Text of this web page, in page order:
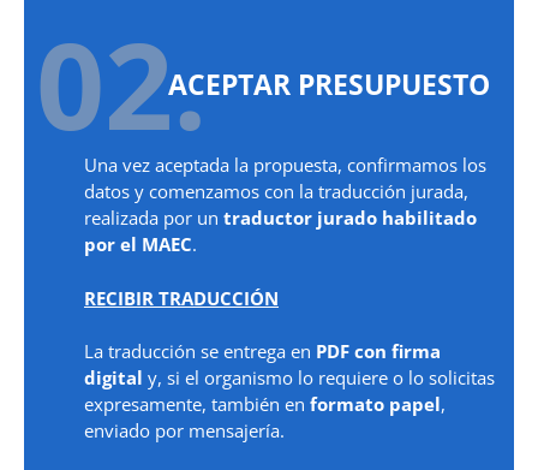
02.ACEPTAR PRESUPUESTO
Una vez aceptada la propuesta, confirmamos los
datos y comenzamos con la traducción jurada,
realizada por un traductor jurado habilitado
por el MAEC.
RECIBIR TRADUCCIÓN
La traducción se entrega en PDF con firma
digital y, si el organismo lo requiere o lo solicitas
expresamente, también en formato papel,
enviado por mensajería.